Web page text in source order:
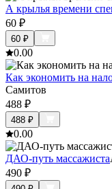
А крылья времени
60 ₽
60 ₽
0.00
Как экономить на
Самитов
488 ₽
488 ₽
0.00
ДАО-путь массажиста
490 ₽